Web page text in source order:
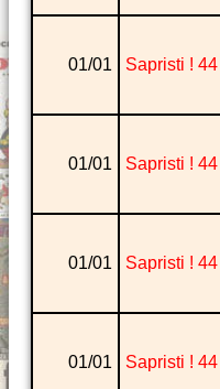
01/01 Sapristi ! 44
01/01 Sapristi ! 44
01/01 Sapristi ! 44
01/01 Sapristi ! 44